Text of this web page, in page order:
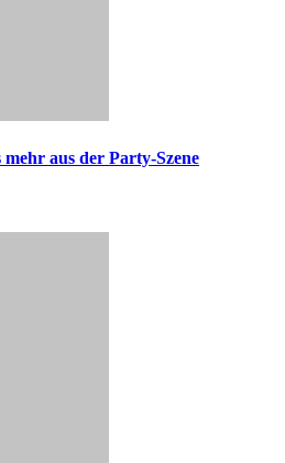
aus der Party-Szene